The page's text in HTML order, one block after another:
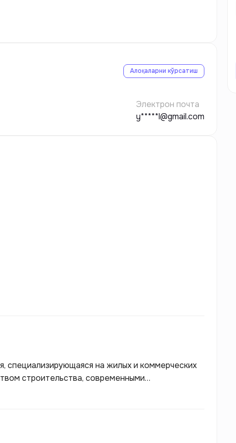
Алоқаларни кўрсатиш
Электрон почта
y*****l@gmail.com
специализирующаяся на жилых и коммерческих
строительства, современными
В проектах Etalon Building акцент сделан на